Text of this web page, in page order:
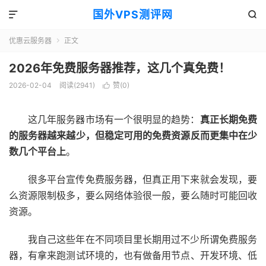
国外VPS测评网 

优惠云服务器  正文
2026年免费服务器推荐，这几个真免费！
2026-02-04 阅读(2941)  赞(0)
这几年服务器市场有一个很明显的趋势： 真正长期免费
的服务器越来越少，但稳定可用的免费资源反而更集中在少
数几个平台上。
很多平台宣传免费服务器，但真正用下来就会发现，要
么资源限制极多，要么网络体验很一般，要么随时可能回收
资源。
我自己这些年在不同项目里长期用过不少所谓免费服务
器，有拿来跑测试环境的，也有做备用节点、开发环境、低